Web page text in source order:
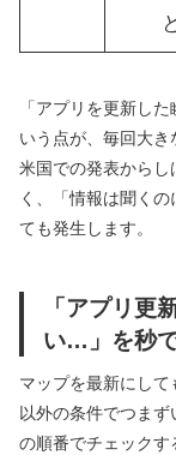
「アプリを更新し
いう点が、毎回大き
米国での発表から
く、「情報は聞く
ても発生します。
「アプリ
い…」を秒
マップを最新にし
以外の条件でつま
の順番でチェックす